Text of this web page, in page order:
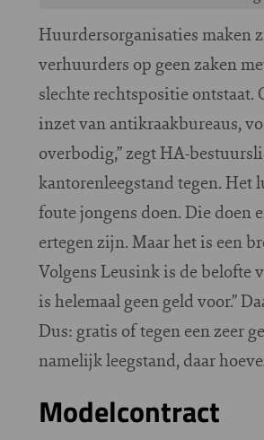
Huurdersorganisaties maken
verhuurders op geen zaken
slechte rechtspositie
inzet van antikraakbureaus,
overbodig,” zegt HA-
kantorenleegstand tegen. Het
foute jongens doen. Die doen
ertegen zijn. Maar het is een
Volgens Leusink is de belofte
is helemaal geen geld voor.”
Dus: gratis of tegen een zeer
namelijk leegstand, daar
Modelcontract